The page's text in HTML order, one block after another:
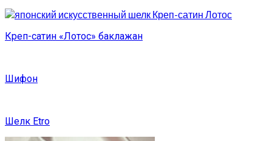
Креп-сатин «Лотос» баклажан
Шифон
Шелк Etro